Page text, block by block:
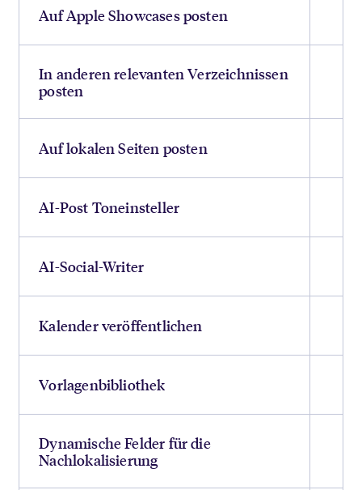
Auf Apple Showcases posten
In anderen relevanten Verzeichnissen
posten
Auf lokalen Seiten posten
AI-Post Toneinsteller
AI-Social-Writer
Kalender veröffentlichen
Vorlagenbibliothek
Dynamische Felder für die
Nachlokalisierung